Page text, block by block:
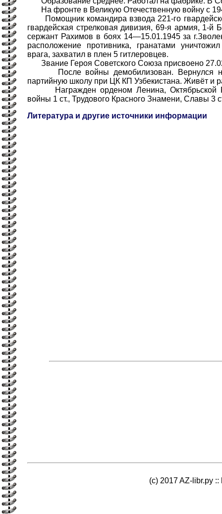
На фронте в Великую Отечественную войну с
Помощник командира взвода 221-го
гвардейская стрелковая дивизия, 69-я армия, 1-й
сержант Рахимов в боях 14—15.01.1945 за
расположение противника, гранатами
врага, захватил в плен 5 гитлеровцев.
Звание Героя Советского Союза присвоено
После войны демобилизован. Вернулся на
партийную школу при ЦК КП Узбекистана. Живёт и
Награжден орденом Ленина, Октябрьской
войны 1 ст., Трудового Красного Знамени, Славы 3
Литература и другие источники информации
(c) 2017 AZ-libr.ру ::